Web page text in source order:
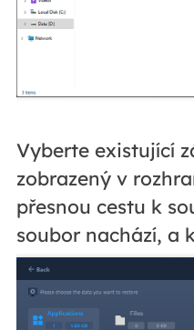
Vyberte existující
zobrazený v
přesnou cestu k
soubor nachází, a